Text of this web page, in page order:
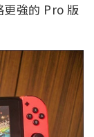
強的 Pro 版